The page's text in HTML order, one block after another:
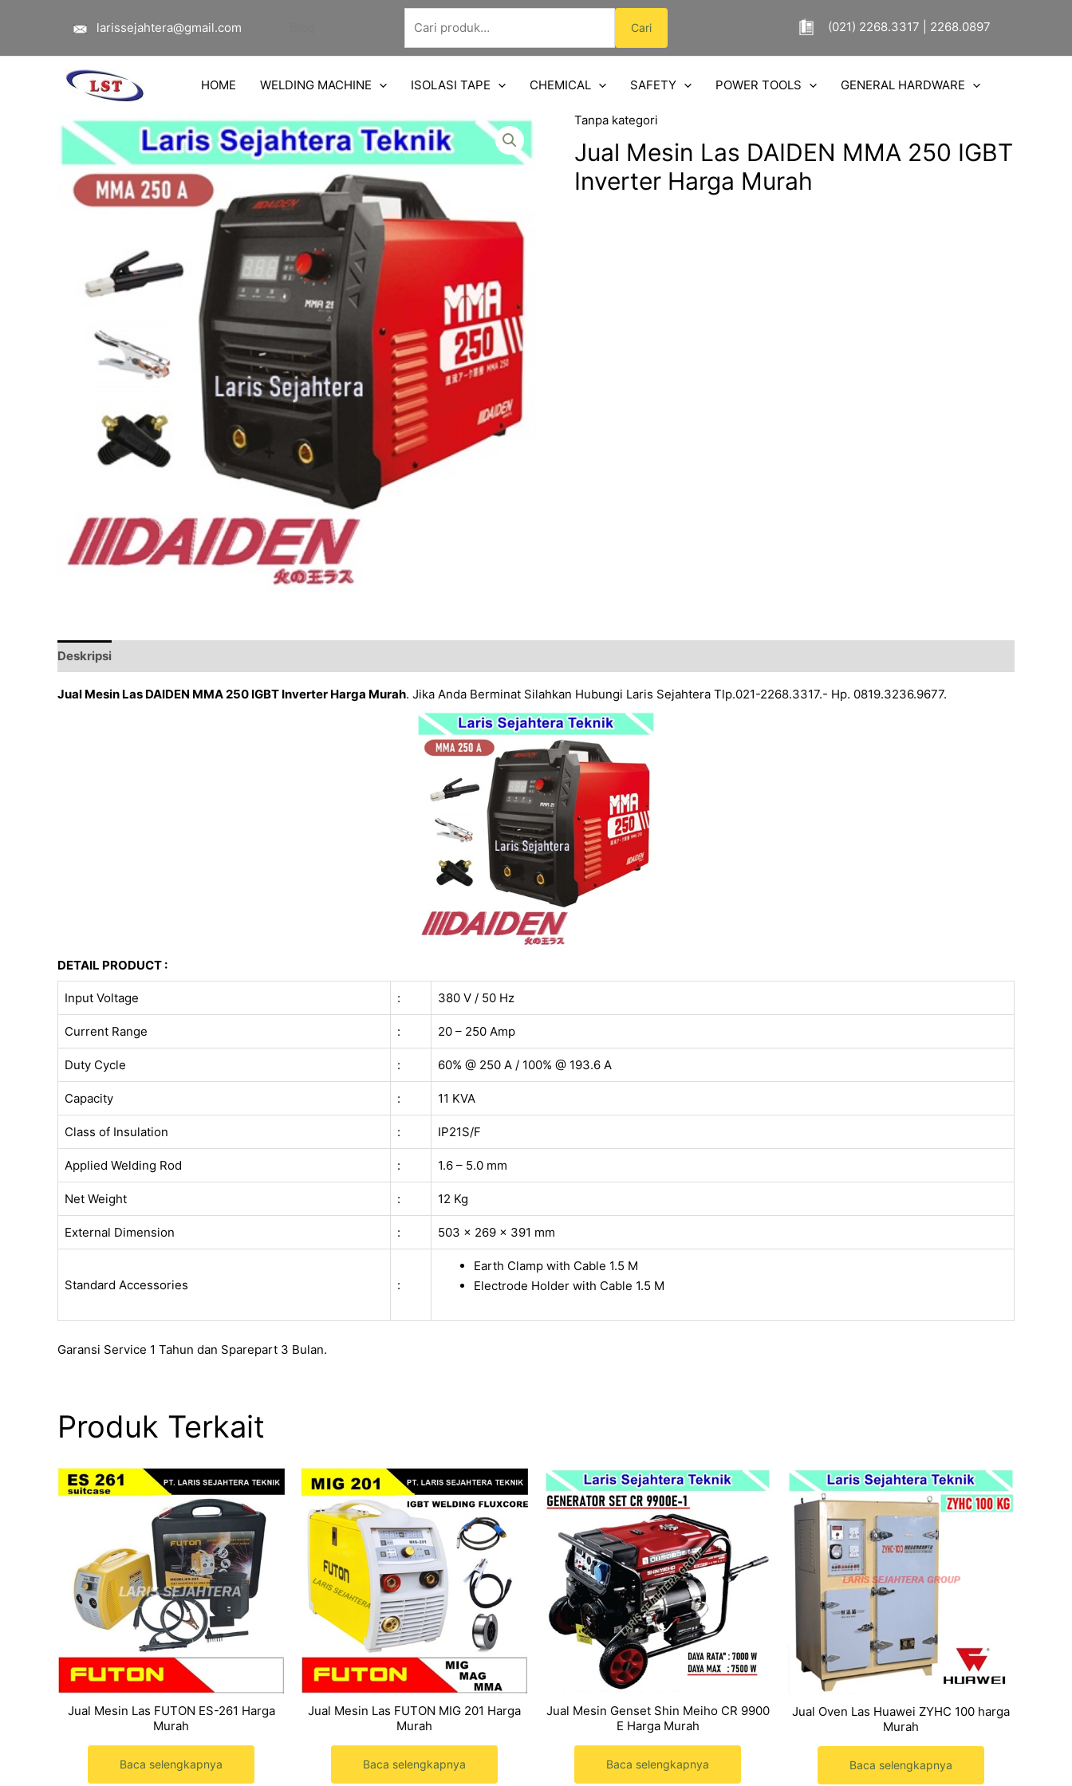
larissejahtera@gmail.com
Pencarian
untuk:
Cari (021) 2268.3317 | 2268.0897
HOME WELDING MACHINE ISOLASI TAPE CHEMICAL SAFETY POWER TOOLS GENERAL HARDWARE
Tanpa kategori
Jual Mesin Las DAIDEN MMA 250 IGBT
Inverter Harga Murah
Deskripsi
Jual Mesin Las DAIDEN MMA 250 IGBT Inverter Harga Murah. Jika Anda Berminat Silahkan Hubungi Laris Sejahtera Tlp.021-2268.3317.- Hp. 0819.3236.9677.
DETAIL PRODUCT :
Input Voltage : 380 V / 50 Hz
Current Range : 20 – 250 Amp
Duty Cycle : 60% @ 250 A / 100% @ 193.6 A
Capacity : 11 KVA
Class of Insulation : IP21S/F
Applied Welding Rod : 1.6 – 5.0 mm
Net Weight : 12 Kg
External Dimension : 503 x 269 x 391 mm
Standard Accessories :
Earth Clamp with Cable 1.5 M
Electrode Holder with Cable 1.5 M
Garansi Service 1 Tahun dan Sparepart 3 Bulan.
Produk Terkait
Jual Mesin Las FUTON ES-261 Harga
Murah
Baca selengkapnya
Jual Mesin Las FUTON MIG 201 Harga
Murah
Baca selengkapnya
Jual Mesin Genset Shin Meiho CR 9900
E Harga Murah
Baca selengkapnya
Jual Oven Las Huawei ZYHC 100 harga
Murah
Baca selengkapnya